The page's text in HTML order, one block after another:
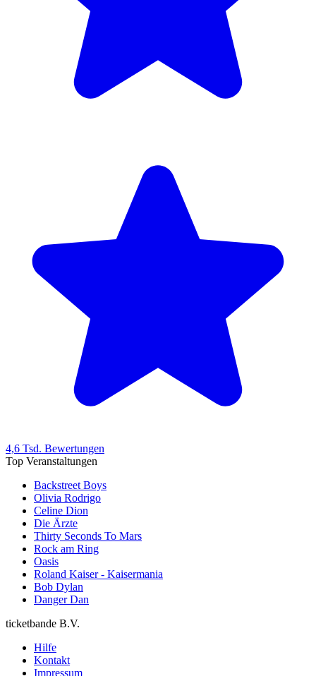
4,6 Tsd. Bewertungen
Top Veranstaltungen
Backstreet Boys
Olivia Rodrigo
Celine Dion
Die Ärzte
Thirty Seconds To Mars
Rock am Ring
Oasis
Roland Kaiser - Kaisermania
Bob Dylan
Danger Dan
ticketbande B.V.
Hilfe
Kontakt
Impressum